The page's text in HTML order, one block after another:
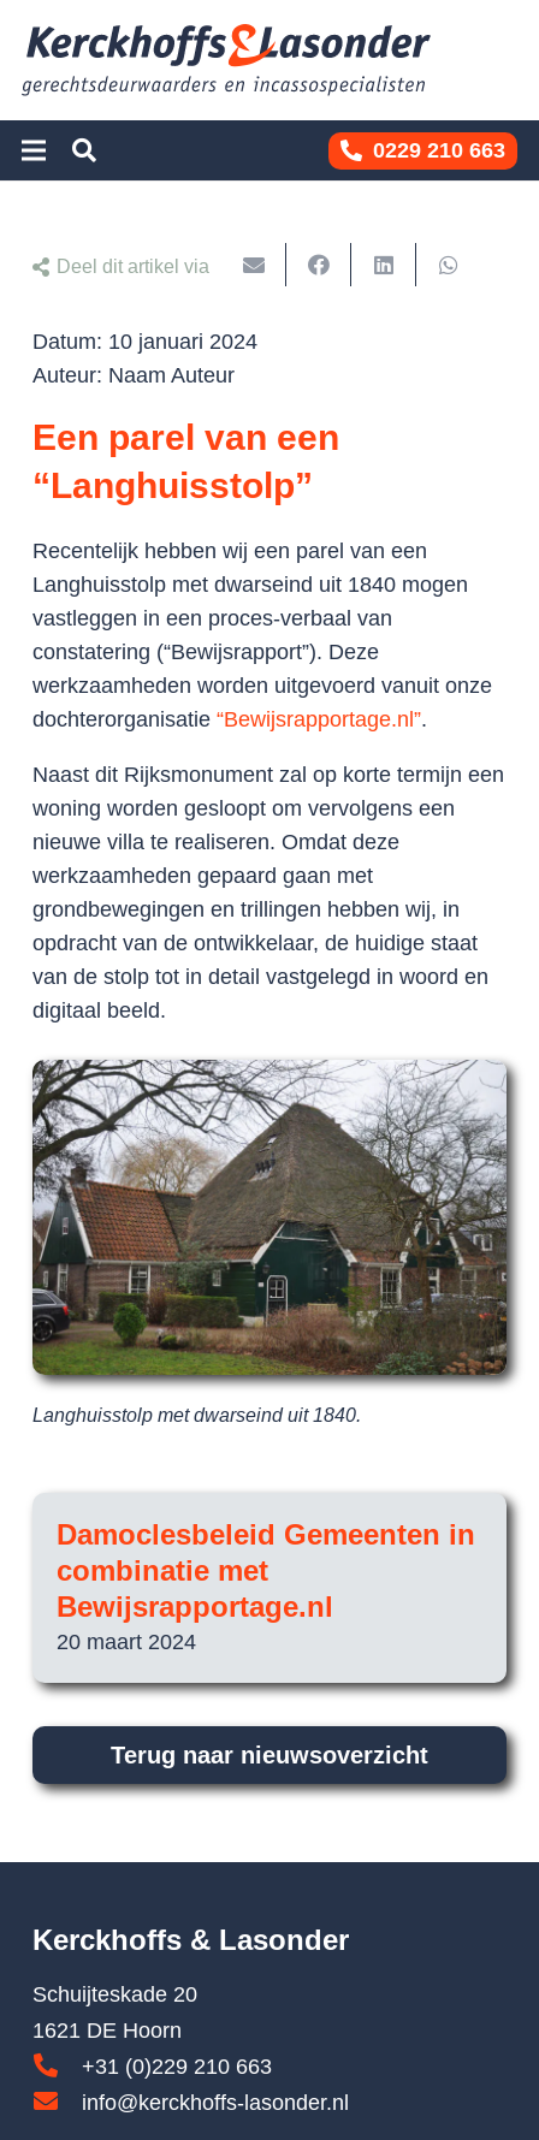
0229 210 663
Deel dit artikel via
Datum: 10 januari 2024
Auteur: Naam Auteur
Een parel van een
“Langhuisstolp”
Recentelijk hebben wij een parel van een
Langhuisstolp met dwarseind uit 1840 mogen
vastleggen in een proces-verbaal van
constatering (“Bewijsrapport”). Deze
werkzaamheden worden uitgevoerd vanuit onze
dochterorganisatie “Bewijsrapportage.nl”.
Naast dit Rijksmonument zal op korte termijn een
woning worden gesloopt om vervolgens een
nieuwe villa te realiseren. Omdat deze
werkzaamheden gepaard gaan met
grondbewegingen en trillingen hebben wij, in
opdracht van de ontwikkelaar, de huidige staat
van de stolp tot in detail vastgelegd in woord en
digitaal beeld.
Langhuisstolp met dwarseind uit 1840.
Damoclesbeleid Gemeenten in
combinatie met
Bewijsrapportage.nl
20 maart 2024
Terug naar nieuwsoverzicht
Kerckhoffs & Lasonder
Schuijteskade 20
1621 DE Hoorn
+31 (0)229 210 663
info@kerckhoffs-lasonder.nl